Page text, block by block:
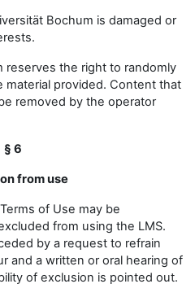
Bochum is damaged or
reserves the right to randomly
provided. Content that
removed by the operator
§ 6
from use
of Use may be
from using the LMS.
by a request to refrain
and a written or oral hearing of
of exclusion is pointed out.